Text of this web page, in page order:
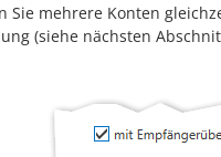
Sie mehrere Konten
(siehe nächsten